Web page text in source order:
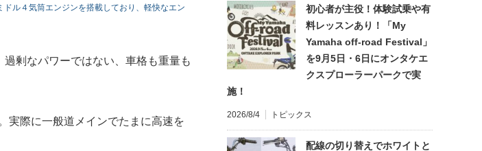
ル４気筒エンジンを搭載しており、軽快なエン
剰なパワーではない、車格も重量も
実際に一般道メインでたまに高速を
初心者が主役！体験試乗や有
料レッスンあり！「My
Yamaha off-road Festival」
を9月5日・6日にオンタケエ
クスプローラーパークで実
施！
2026/8/4 トピックス
配線の切り替えでホワイトと